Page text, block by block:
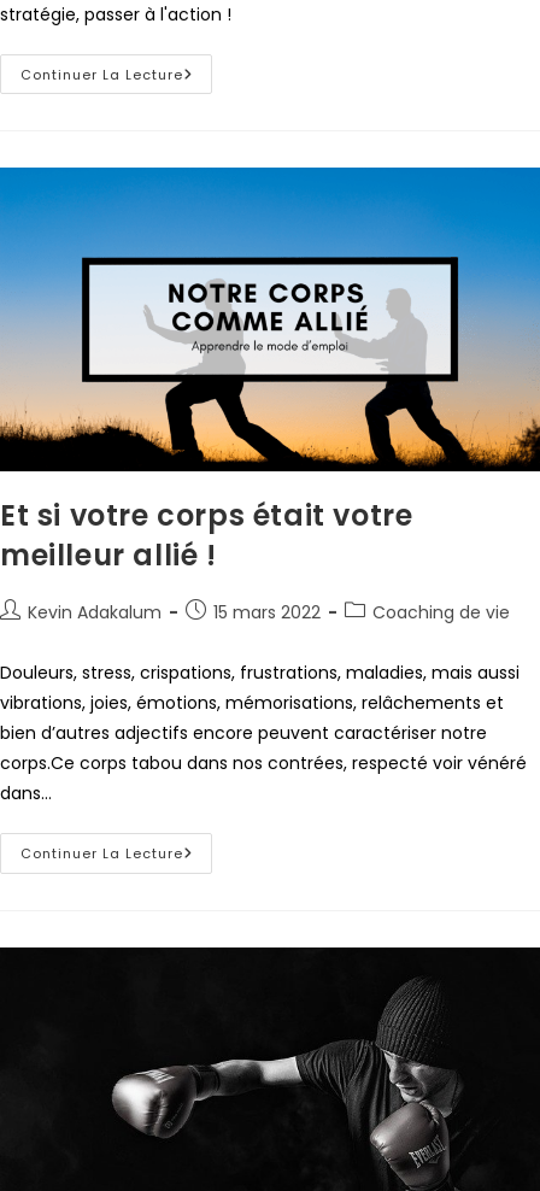
stratégie, passer à l'action !
Continuer La Lecture
Et si votre corps était votre
meilleur allié !
Kevin Adakalum 15 mars 2022 Coaching de vie
Douleurs, stress, crispations, frustrations, maladies, mais aussi
vibrations, joies, émotions, mémorisations, relâchements et
bien d’autres adjectifs encore peuvent caractériser notre
corps.Ce corps tabou dans nos contrées, respecté voir vénéré
dans…
Continuer La Lecture